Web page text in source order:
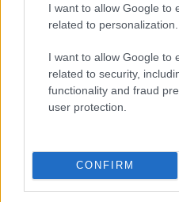
I want to allow Google to
related to personalization.
I want to allow Google to
related to security,
functionality and fraud
user protection.
CONFIRM
Leeds Unitedvs Manchester
ELŐZŐ MÉRKŐZÉSEK
Támogasd